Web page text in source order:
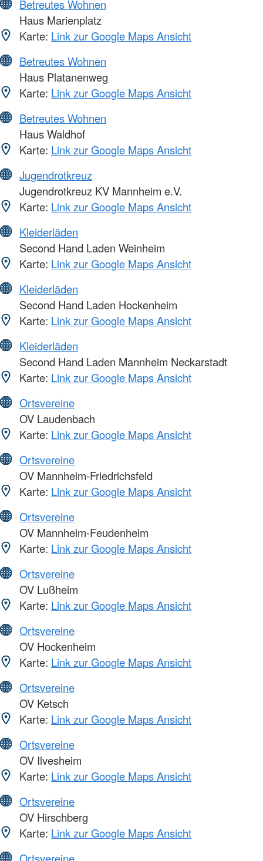
Betreutes Wohnen
Haus Marienplatz
Karte: Link zur Google Maps Ansicht
Betreutes Wohnen
Haus Platanenweg
Karte: Link zur Google Maps Ansicht
Betreutes Wohnen
Haus Waldhof
Karte: Link zur Google Maps Ansicht
Jugendrotkreuz
Jugendrotkreuz KV Mannheim e.V.
Karte: Link zur Google Maps Ansicht
Kleiderläden
Second Hand Laden Weinheim
Karte: Link zur Google Maps Ansicht
Kleiderläden
Second Hand Laden Hockenheim
Karte: Link zur Google Maps Ansicht
Kleiderläden
Second Hand Laden Mannheim Neckarstadt
Karte: Link zur Google Maps Ansicht
Ortsvereine
OV Laudenbach
Karte: Link zur Google Maps Ansicht
Ortsvereine
OV Mannheim-Friedrichsfeld
Karte: Link zur Google Maps Ansicht
Ortsvereine
OV Mannheim-Feudenheim
Karte: Link zur Google Maps Ansicht
Ortsvereine
OV Lußheim
Karte: Link zur Google Maps Ansicht
Ortsvereine
OV Hockenheim
Karte: Link zur Google Maps Ansicht
Ortsvereine
OV Ketsch
Karte: Link zur Google Maps Ansicht
Ortsvereine
OV Ilvesheim
Karte: Link zur Google Maps Ansicht
Ortsvereine
OV Hirschberg
Karte: Link zur Google Maps Ansicht